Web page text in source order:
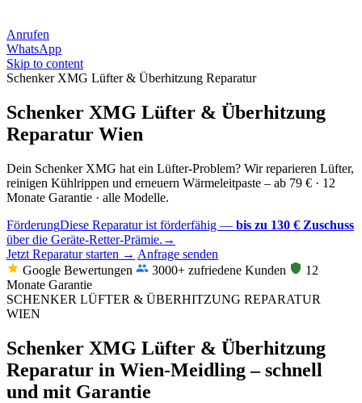
Anrufen
WhatsApp
Skip to content
Schenker XMG Lüfter & Überhitzung Reparatur
Schenker XMG Lüfter & Überhitzung
Reparatur Wien
Dein Schenker XMG hat ein Lüfter-Problem? Wir reparieren Lüfter,
reinigen Kühlrippen und erneuern Wärmeleitpaste – ab 79 € · 12
Monate Garantie · alle Modelle.
FörderungDiese Reparatur ist förderfähig — bis zu 130 € Zuschuss
über die Geräte-Retter-Prämie. →
Jetzt Reparatur starten → Anfrage senden
Google Bewertungen
3000+ zufriedene Kunden
12
Monate Garantie
SCHENKER LÜFTER & ÜBERHITZUNG REPARATUR
WIEN
Schenker XMG Lüfter & Überhitzung
Reparatur in Wien-Meidling – schnell
und mit Garantie